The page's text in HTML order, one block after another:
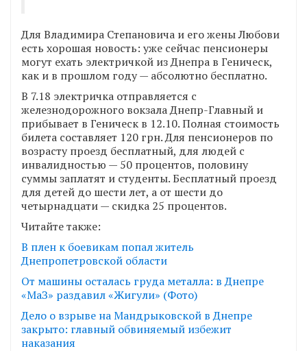
Для Владимира Степановича и его жены Любови
есть хорошая новость: уже сейчас пенсионеры
могут ехать электричкой из Днепра в Геническ,
как и в прошлом году — абсолютно бесплатно.
В 7.18 электричка отправляется с
железнодорожного вокзала Днепр-Главный и
прибывает в Геническ в 12.10. Полная стоимость
билета составляет 120 грн. Для пенсионеров по
возрасту проезд бесплатный, для людей с
инвалидностью — 50 процентов, половину
суммы заплатят и студенты. Бесплатный проезд
для детей до шести лет, а от шести до
четырнадцати — скидка 25 процентов.
Читайте также:
В плен к боевикам попал житель
Днепропетровской области
От машины осталась груда металла: в Днепре
«МаЗ» раздавил «Жигули» (Фото)
Дело о взрыве на Мандрыковской в Днепре
закрыто: главный обвиняемый избежит
наказания